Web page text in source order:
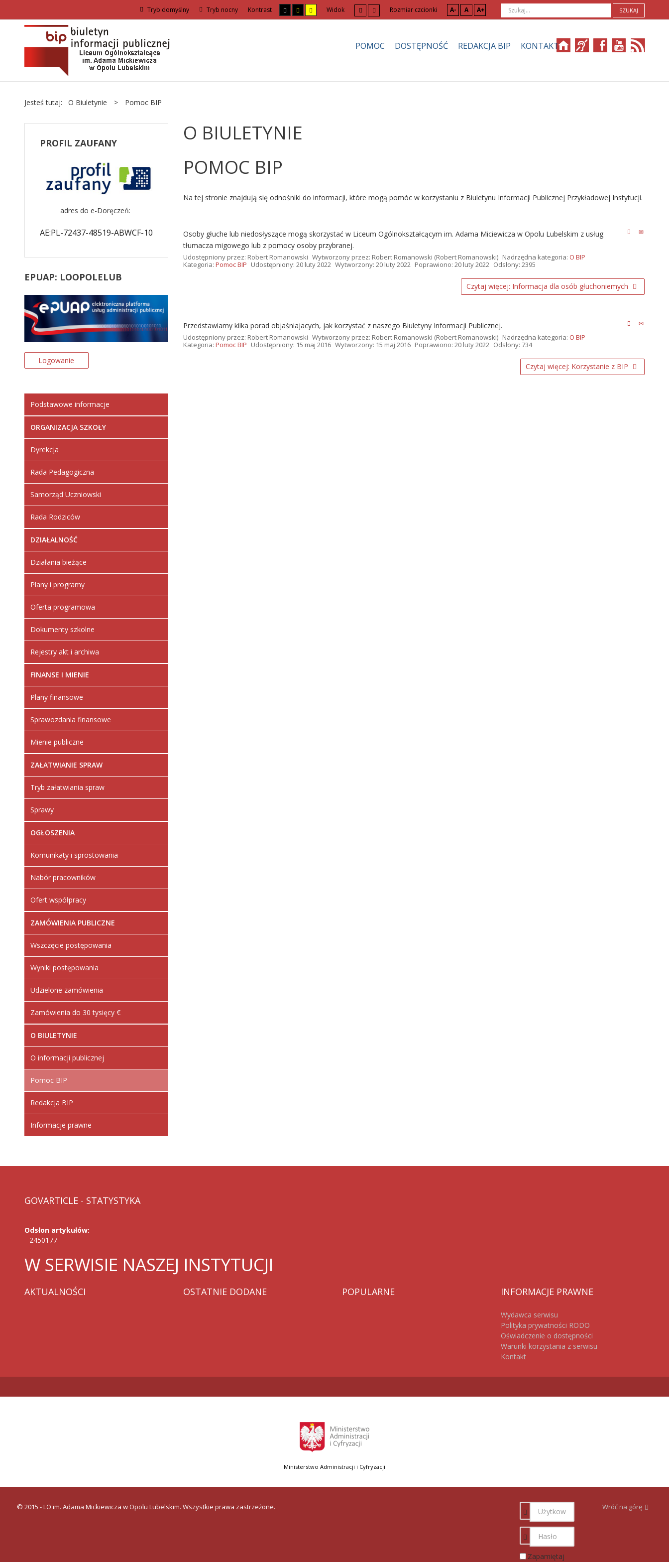
Tryb domyślny Tryb nocny Kontrast Widok Rozmiar czcionki A- A A+ SZUKAJ
POMOC DOSTĘPNOŚĆ REDAKCJA BIP KONTAKT
Jesteś tutaj: O Biuletynie > Pomoc BIP
O BIULETYNIE
POMOC BIP
Na tej stronie znajdują się odnośniki do informacji, które mogą pomóc w korzystaniu z Biuletynu Informacji Publicznej Przykładowej Instytucji.
Osoby głuche lub niedosłyszące mogą skorzystać w Liceum Ogólnokształcącym im. Adama Miciewicza w Opolu Lubelskim z usług
tłumacza migowego lub z pomocy osoby przybranej.
Udostępniony przez: Robert Romanowski Wytworzony przez: Robert Romanowski (Robert Romanowski) Nadrzędna kategoria: O BIP
Kategoria: Pomoc BIP Udostępniony: 20 luty 2022 Wytworzony: 20 luty 2022 Poprawiono: 20 luty 2022 Odsłony: 2395
Czytaj więcej: Informacja dla osób głuchoniemych
Przedstawiamy kilka porad objaśniajacych, jak korzystać z naszego Biuletyny Informacji Publicznej.
Udostępniony przez: Robert Romanowski Wytworzony przez: Robert Romanowski (Robert Romanowski) Nadrzędna kategoria: O BIP
Kategoria: Pomoc BIP Udostępniony: 15 maj 2016 Wytworzony: 15 maj 2016 Poprawiono: 20 luty 2022 Odsłony: 734
Czytaj więcej: Korzystanie z BIP
PROFIL ZAUFANY
adres do e-Doręczeń:
AE:PL-72437-48519-ABWCF-10
EPUAP: LOOPOLELUB
Logowanie
Podstawowe informacje
ORGANIZACJA SZKOŁY
Dyrekcja
Rada Pedagogiczna
Samorząd Uczniowski
Rada Rodziców
DZIAŁALNOŚĆ
Działania bieżące
Plany i programy
Oferta programowa
Dokumenty szkolne
Rejestry akt i archiwa
FINANSE I MIENIE
Plany finansowe
Sprawozdania finansowe
Mienie publiczne
ZAŁATWIANIE SPRAW
Tryb załatwiania spraw
Sprawy
OGŁOSZENIA
Komunikaty i sprostowania
Nabór pracowników
Ofert współpracy
ZAMÓWIENIA PUBLICZNE
Wszczęcie postępowania
Wyniki postępowania
Udzielone zamówienia
Zamówienia do 30 tysięcy €
O BIULETYNIE
O informacji publicznej
Pomoc BIP
Redakcja BIP
Informacje prawne
GOVARTICLE- STATYSTYKA
Odsłon artykułów:
2450177
WSERWISIE NASZEJ INSTYTUCJI
AKTUALNOŚCI OSTATNIEDODANE POPULARNE INFORMACJE PRAWNE
Wydawca serwisu
Polityka prywatności RODO
Oświadczenie o dostępności
Warunki korzystania z serwisu
Kontakt
Ministerstwo Administracji i Cyfryzacji
© 2015 - LO im. Adama Mickiewicza w Opolu Lubelskim. Wszystkie prawa zastrzeżone.
Zapamiętaj
Wróć na górę